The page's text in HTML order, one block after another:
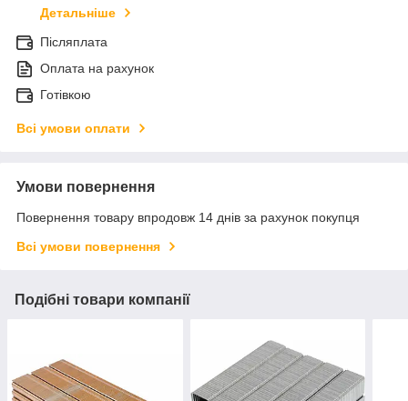
Детальніше
Післяплата
Оплата на рахунок
Готівкою
Всі умови оплати
Умови повернення
Повернення товару впродовж 14 днів за рахунок покупця
Всі умови повернення
Подібні товари компанії